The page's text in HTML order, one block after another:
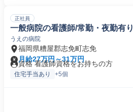
正社員
一般病院の看護師/常勤・夜勤有り
うえの病院
福岡県糟屋郡志免町志免
月給27万円～31万円
資格 看護師資格をお持ちの方
住宅手当あり +5個